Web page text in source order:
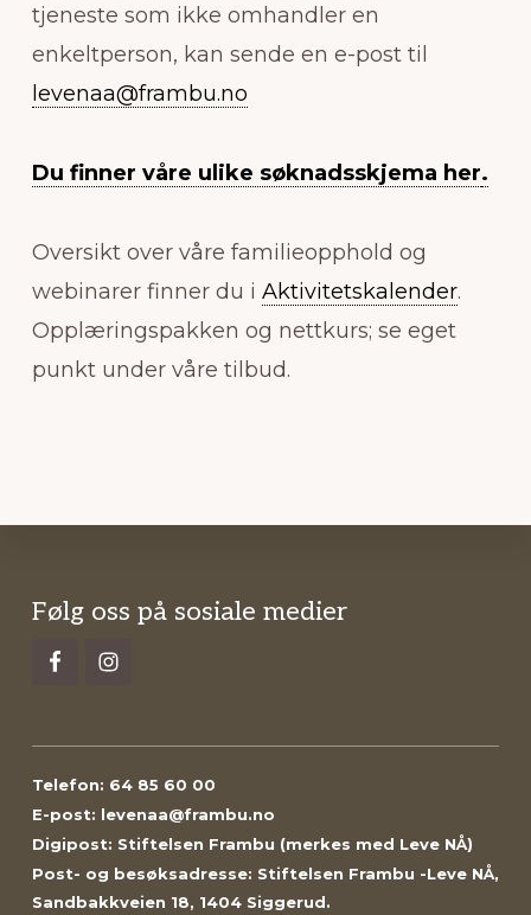
tjeneste som ikke omhandler en
enkeltperson, kan sende en e-post til
levenaa@frambu.no
Du finner våre ulike søknadsskjema her.
Oversikt over våre familieopphold og
webinarer finner du i Aktivitetskalender.
Opplæringspakken og nettkurs; se eget
punkt under våre tilbud.
Footer
Følg oss på sosiale medier
Telefon: 64 85 60 00
E-post: levenaa@frambu.no
Digipost: Stiftelsen Frambu (merkes med Leve NÅ)
Post- og besøksadresse: Stiftelsen Frambu -Leve NÅ,
Sandbakkveien 18, 1404 Siggerud.